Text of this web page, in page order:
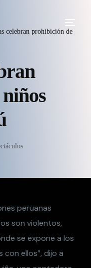
celebran prohibición de
peruanas
son violentos,
se expone a los
con ellos”, dijo a